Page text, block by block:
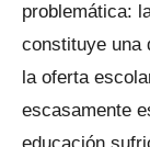
problemática:
constituye una
la oferta
escasamente